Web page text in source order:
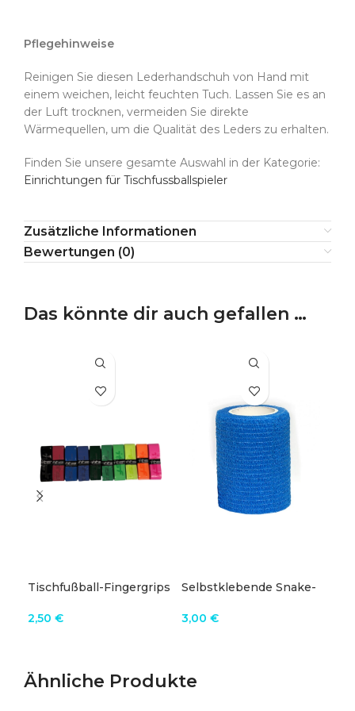
Pflegehinweise
Reinigen Sie diesen Lederhandschuh von Hand mit
einem weichen, leicht feuchten Tuch. Lassen Sie es an
der Luft trocknen, vermeiden Sie direkte
Wärmequellen, um die Qualität des Leders zu erhalten.
Finden Sie unsere gesamte Auswahl in der Kategorie:
Einrichtungen für Tischfussballspieler
Zusätzliche Informationen
Bewertungen (0)
Das könnte dir auch gefallen …
Tischfußball-Fingergrips
2,50 €
Selbstklebende Snake-
3,00 €
Ähnliche Produkte